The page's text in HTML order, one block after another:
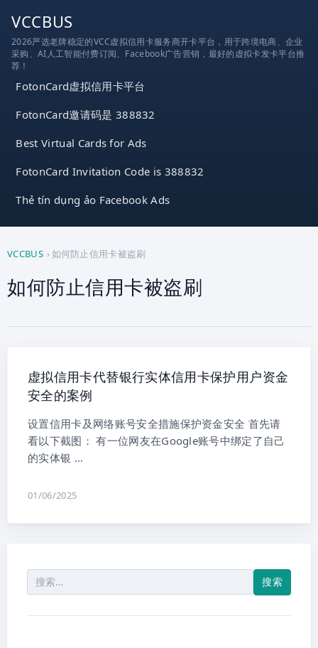
VCCBUS
2026严选老牌稳定的VCC虚拟信用卡服务商开卡平台，用于跨境电商、企业
采购、AI人工智能付费订阅、Facebook广告营销，最好的虚拟卡发卡平台推
荐！
FotonCard虚拟信用卡平台
FotonCard邀请码是 388832
Best Virtual Cards for Ads
FotonCard Invitation Code is 388832
Thẻ tín dụng ảo Facebook Ads
VCCBUS ›如何防止信用卡被盗刷
如何防止信用卡被盗刷
虚拟信用卡代替银行实体信用卡保护用户资金
安全的案例
设置信用卡及网络账号安全措施保护资金安全 首先请
看以下截图： 有一位网友在Google账号中绑定了自己
的实体银 …
01/06/2025
索：